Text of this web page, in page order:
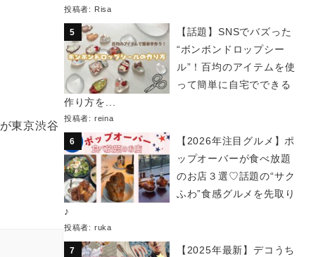
が東京渋谷
投稿者: Risa
【話題】SNSでバズった
“ボンボンドロップシー
ル”！百均のアイテムを使
って簡単に自宅でできる
作り方を...
投稿者: reina
【2026年注目グルメ】ポ
ップオーバーが食べ放題
のお店３選♡話題の“サク
ふわ”食感グルメを先取り
♪
投稿者: ruka
【2025年最新】デコうち